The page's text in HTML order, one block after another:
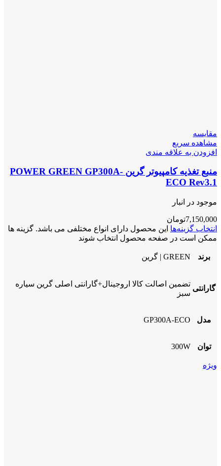
مقایسه
مشاهده سریع
افزودن به علاقه مندی
منبع تغذیه کامپیوتر گرین POWER GREEN GP300A-
ECO Rev3.1
موجود در انبار
7,150,000تومان
انتخاب گزینه‌ها این محصول دارای انواع مختلفی می باشد. گزینه ها
ممکن است در صفحه محصول انتخاب شوند
برند GREEN | گرین
گارانتی
تضمین اصالت کالا اروجینال+گارانتی اصلی گرین سیاره
سبز
مدل GP300A-ECO
توان 300W
ویژه